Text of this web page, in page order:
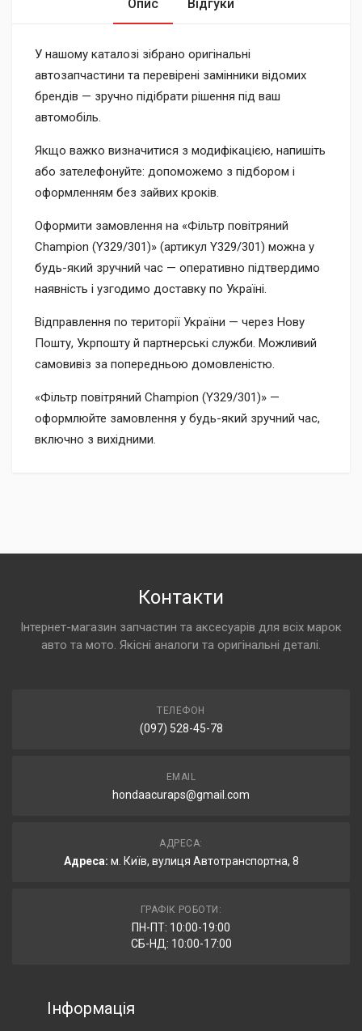
Опис Відгуки
У нашому каталозі зібрано оригінальні
автозапчастини та перевірені замінники відомих
брендів — зручно підібрати рішення під ваш
автомобіль.
Якщо важко визначитися з модифікацією, напишіть
або зателефонуйте: допоможемо з підбором і
оформленням без зайвих кроків.
Оформити замовлення на «Фільтр повітряний
Champion (Y329/301)» (артикул Y329/301) можна у
будь-який зручний час — оперативно підтвердимо
наявність і узгодимо доставку по Україні.
Відправлення по території України — через Нову
Пошту, Укрпошту й партнерські служби. Можливий
самовивіз за попередньою домовленістю.
«Фільтр повітряний Champion (Y329/301)» —
оформлюйте замовлення у будь-який зручний час,
включно з вихідними.
Контакти
Інтернет-магазин запчастин та аксесуарів для всіх марок
авто та мото. Якісні аналоги та оригінальні деталі.
ТЕЛЕФОН
(097) 528-45-78
EMAIL
hondaacuraps@gmail.com
АДРЕСА:
Адреса: м. Київ, вулиця Автотранспортна, 8
ГРАФІК РОБОТИ:
ПН-ПТ: 10:00-19:00
СБ-НД: 10:00-17:00
Інформація